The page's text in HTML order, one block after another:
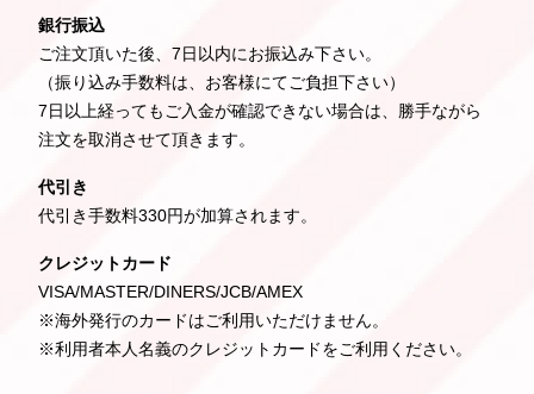
銀行振込
ご注文頂いた後、7日以内にお振込み下さい。
（振り込み手数料は、お客様にてご負担下さい）
7日以上経ってもご入金が確認できない場合は、勝手ながら
注文を取消させて頂きます。
代引き
代引き手数料330円が加算されます。
クレジットカード
VISA/MASTER/DINERS/JCB/AMEX
※海外発行のカードはご利用いただけません。
※利用者本人名義のクレジットカードをご利用ください。